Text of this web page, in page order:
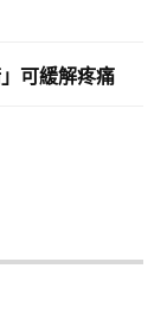
可緩解疼痛